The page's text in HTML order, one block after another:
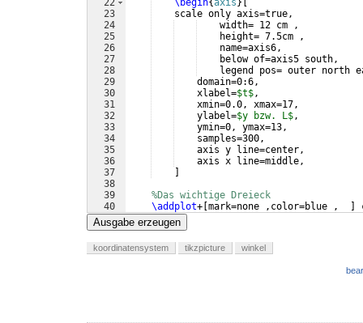
22
23
24
25
26
27
28
29
30
31
32
33
34
35
36
37
38
39
40
41
\begin{axis }
    scale only axis=true,
    width= 12 cm ,
    height= 7.5cm ,
    name=axis6,
    below of=axis5 south,
legend pos= outer north
    domain=0:6,
    xlabel=
$t$,
    xmin=0.0, xmax=17,
    ylabel=
$y bzw. L$,
    ymin=0, ymax=13,
    samples=300,
    axis y line=center,
    axis x line=middle,
%Das wichtige Dreieck
\addplot+ mark=none ,color=blue ,
\addplot
Ausgabe erzeugen
koordinatensystem tikzpicture winkel